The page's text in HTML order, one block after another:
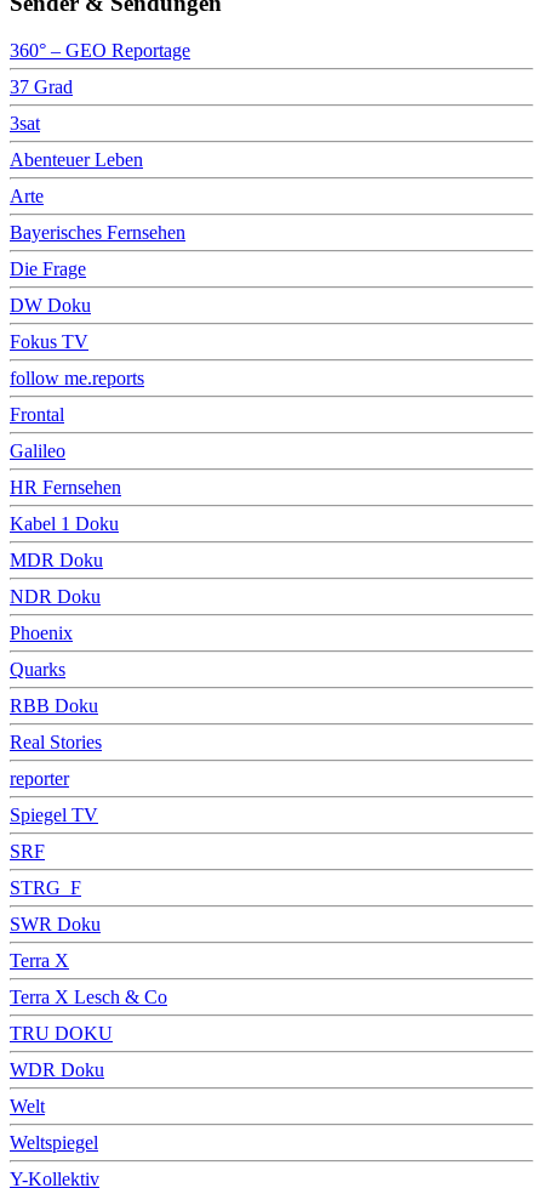
360° – GEO Reportage
37 Grad
3sat
Abenteuer Leben
Arte
Bayerisches Fernsehen
Die Frage
DW Doku
Fokus TV
follow me.reports
Frontal
Galileo
HR Fernsehen
Kabel 1 Doku
MDR Doku
NDR Doku
Phoenix
Quarks
RBB Doku
Real Stories
reporter
Spiegel TV
SRF
STRG_F
SWR Doku
Terra X
Terra X Lesch & Co
TRU DOKU
WDR Doku
Welt
Weltspiegel
Y-Kollektiv